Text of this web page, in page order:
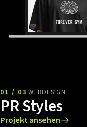
01 / 03 WEBDESIGN
PR Styles
Projekt ansehen